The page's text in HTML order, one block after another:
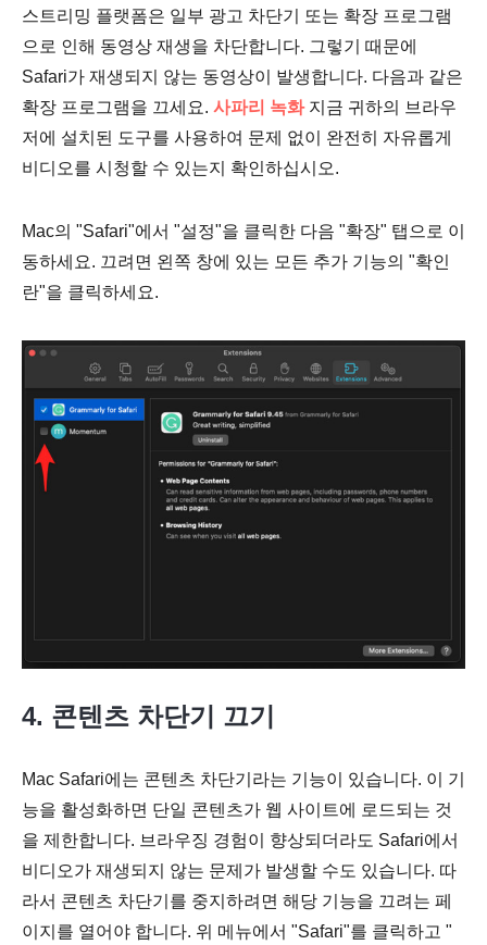
스트리밍 플랫폼은 일부 광고 차단기 또는 확장 프로그램
으로 인해 동영상 재생을 차단합니다. 그렇기 때문에
Safari가 재생되지 않는 동영상이 발생합니다. 다음과 같은
확장 프로그램을 끄세요. 사파리 녹화지금 귀하의 브라우
저에 설치된 도구를 사용하여 문제 없이 완전히 자유롭게
비디오를 시청할 수 있는지 확인하십시오.
Mac의 "Safari"에서 "설정"을 클릭한 다음 "확장" 탭으로 이
동하세요. 끄려면 왼쪽 창에 있는 모든 추가 기능의 "확인
란"을 클릭하세요.
4. 콘텐츠 차단기 끄기
Mac Safari에는 콘텐츠 차단기라는 기능이 있습니다. 이 기
능을 활성화하면 단일 콘텐츠가 웹 사이트에 로드되는 것
을 제한합니다. 브라우징 경험이 향상되더라도 Safari에서
비디오가 재생되지 않는 문제가 발생할 수도 있습니다. 따
라서 콘텐츠 차단기를 중지하려면 해당 기능을 끄려는 페
이지를 열어야 합니다. 위 메뉴에서 "Safari"를 클릭하고 "